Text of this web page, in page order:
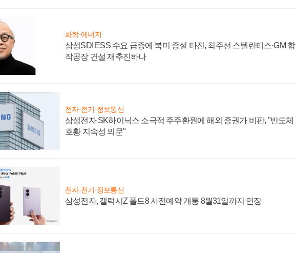
화학·에너지
삼성SDI ESS 수요 급증에 북미 증설 타진, 최주선 스텔란티스·GM 합
작공장 건설 재추진하나
전자·전기·정보통신
삼성전자 SK하이닉스 소극적 주주환원에 해외 증권가 비판, "반도체
호황 지속성 의문"
전자·전기·정보통신
삼성전자, 갤럭시Z 폴드8 사전예약 개통 8월31일까지 연장